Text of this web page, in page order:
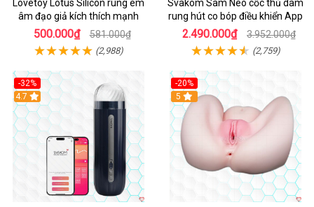
Lovetoy Lotus Silicon rung êm
âm đạo giả kích thích mạnh
500.000₫ 581.000₫
(2,988)
Svakom Sam Neo cốc thủ dâm
rung hút co bóp điều khiển App
2.490.000₫ 3.952.000₫
(2,759)
-32%
Hot
4.7
-20%
Hot
5